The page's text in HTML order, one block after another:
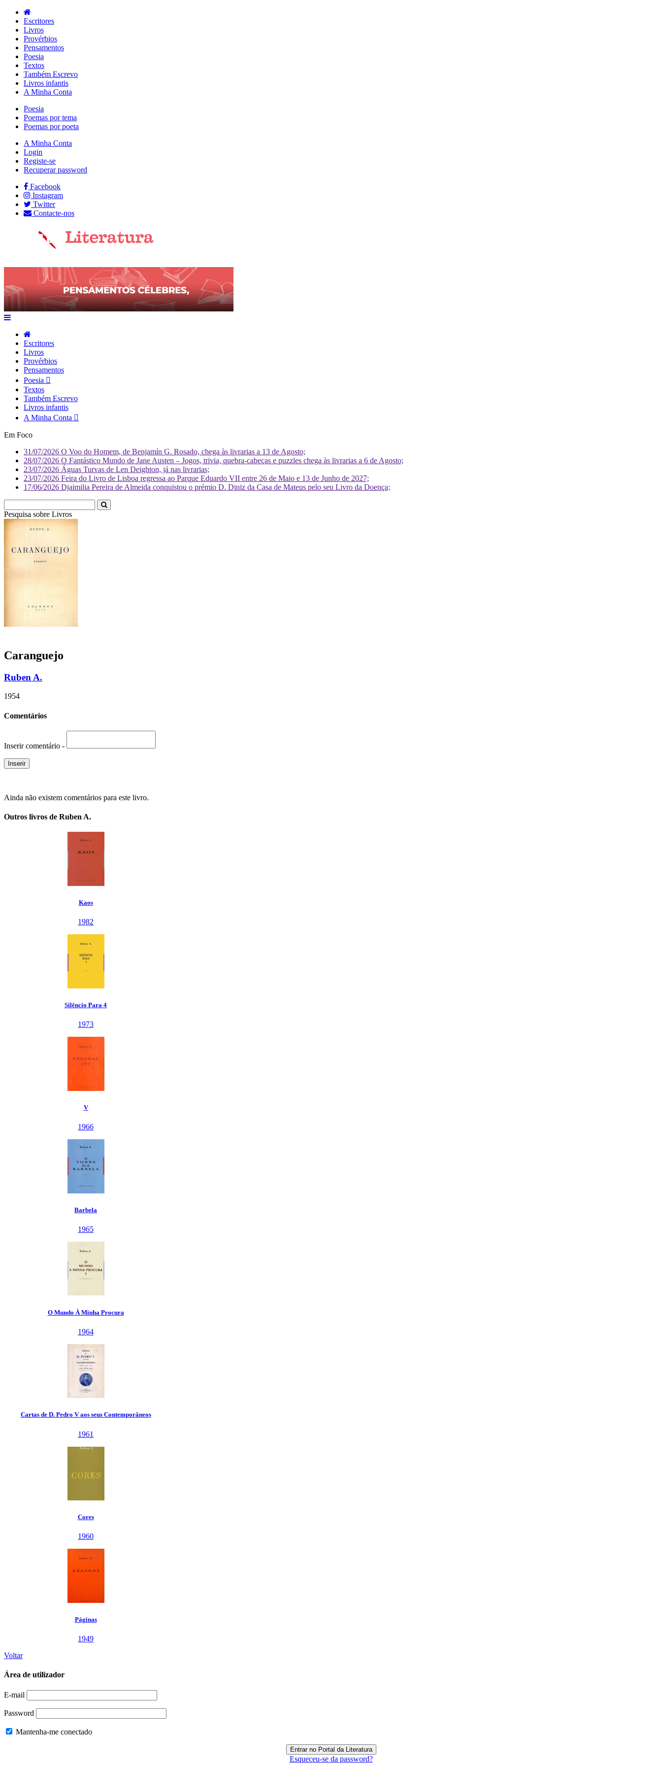
Escritores
Livros
Provérbios
Pensamentos
Poesia
Textos
Também Escrevo
Livros infantis
A Minha Conta
Poesia
Poemas por tema
Poemas por poeta
A Minha Conta
Login
Registe-se
Recuperar password
Facebook
Instagram
Twitter
Contacte-nos
Escritores
Livros
Provérbios
Pensamentos
Poesia
Textos
Também Escrevo
Livros infantis
A Minha Conta
Em Foco
31/07/2026 O Voo do Homem, de Benjamín G. Rosado, chega às livrarias a 13 de Agosto;
28/07/2026 O Fantástico Mundo de Jane Austen – Jogos, trivia, quebra-cabeças e puzzles chega às livrarias a 6 de Agosto;
23/07/2026 Águas Turvas de Len Deighton, já nas livrarias;
23/07/2026 Feira do Livro de Lisboa regressa ao Parque Eduardo VII entre 26 de Maio e 13 de Junho de 2027;
17/06/2026 Djaimilia Pereira de Almeida conquistou o prémio D. Diniz da Casa de Mateus pelo seu Livro da Doença;
Pesquisa sobre Livr
Caranguejo
Ruben A.
1954
Comentários
Inserir comentário -
Ainda não existem comentários para este livro.
Outros livros de Ruben A.
Silêncio Para 4
O Mundo À Minha Procura
de D. Pedro V aos seus Contemporâneos
Voltar
Área de utilizador
E-mail
Password
Mantenha-me conectado
Esqueceu-se da password?